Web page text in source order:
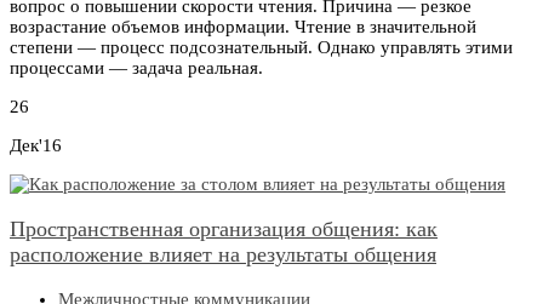
вопрос о повышении скорости чтения. Причина — резкое
возрастание объемов информации. Чтение в значительной
степени — процесс подсознательный. Однако управлять этими
процессами — задача реальная.
26
Дек'16
Пространственная организация общения: как
расположение влияет на результаты общения
Межличностные коммуникации